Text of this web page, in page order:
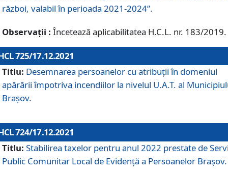
război, valabil în perioada 2021-2024”.
Observații : Încetează aplicabilitatea H.C.L. nr. 183/2019.
725/17.12.2021
Titlu: Desemnarea persoanelor cu atribuții în domeniul
apărării împotriva incendiilor la nivelul U.A.T. al
Brașov.
724/17.12.2021
Titlu: Stabilirea taxelor pentru anul 2022 prestate de
Public Comunitar Local de Evidență a Persoanelor Braşov.